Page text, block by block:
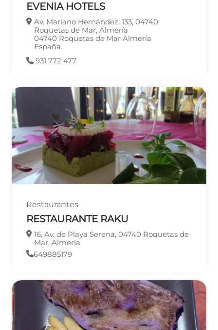
EVENIA HOTELS
Av. Mariano Hernández, 133, 04740
Roquetas de Mar, Almería
04740 Roquetas de Mar Almería
España
931 772 477
Restaurantes
RESTAURANTE RAKU
16, Av. de Playa Serena, 04740 Roquetas de
Mar, Almería
649885179